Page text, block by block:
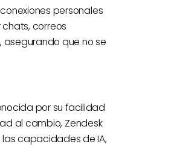
personales
correos
que no se
por su facilidad
al cambio, Zendesk
capacidades de IA,